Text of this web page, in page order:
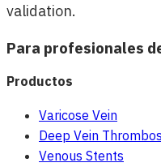
validation.
Para profesionales
Productos
Varicose Vein
Deep Vein
Venous Stents